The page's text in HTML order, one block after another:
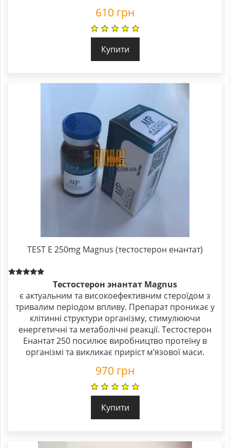
610 грн
Купити
TEST E 250mg Magnus (тестостерон енантат)
out of 5
Тестостерон энантат Magnus
є актуальним та високоефективним стероїдом з
тривалим періодом впливу. Препарат проникає у
клітинні структури організму, стимулюючи
енергетичні та метаболічні реакції. Тестостерон
Енантат 250 посилює виробництво протеїну в
організмі та викликає приріст м’язової маси.
970 грн
Купити